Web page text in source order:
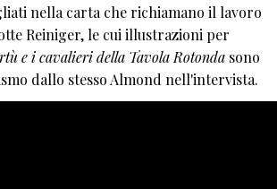
nella carta che richiamano il lavoro
Reiniger, le cui illustrazioni per
e i cavalieri della Tavola Rotonda sono
dallo stesso Almond nell'intervista.